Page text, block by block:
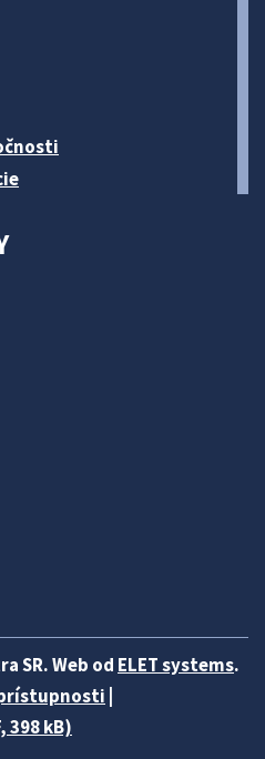
SR. Web od ELET systems.
398 kB)